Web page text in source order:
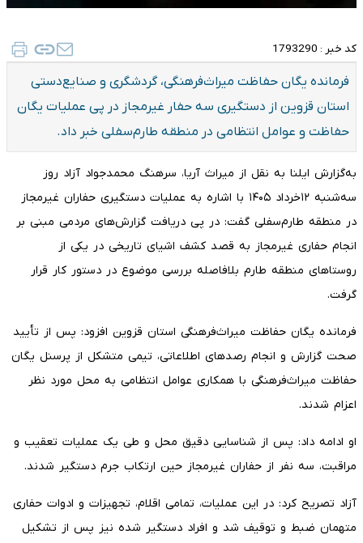
کد خبر : 1793290
فرمانده یگان حفاظت میراث‌فرهنگی، گردشگری و صنایع‌دستی
استان قزوین از دستگیری سه حفار غیرمجاز در پی عملیات یگان
حفاظت و عوامل انتظامی در منطقه طارم‌سفلی خبر داد.
به‌گزارش ایلنا به نقل از میراث آریا، سرهنگ محمدجواد آزاد روز
سه‌شنبه ۱۲خرداد ۱۴۰۵ با اشاره به عملیات دستگیری حفاران غیرمجاز
در منطقه طارم‌سفلی گفت: در پی دریافت گزارش‌های مردمی مبنی بر
انجام حفاری غیرمجاز به قصد کشف اشیای تاریخی در یکی از
روستاهای منطقه طارم بلافاصله بررسی موضوع در دستور کار قرار
گرفت.
فرمانده یگان حفاظت میراث‌فرهنگی استان قزوین افزود: پس از تأیید
صحت گزارش و انجام رصدهای اطلاعاتی، تیمی متشکل از پرسنل یگان
حفاظت میراث‌فرهنگی با همکاری عوامل انتظامی به محل مورد نظر
اعزام شدند.
او ادامه داد: پس از شناسایی دقیق محل و طی یک عملیات تعقیب و
مراقبت، سه نفر از حفاران غیرمجاز حین ارتکاب جرم دستگیر شدند.
آزاد تصریح کرد: در این عملیات، تمامی اقلام، تجهیزات و ادوات حفاری
متهمان ضبط و توقیف شد و افراد دستگیر شده نیز پس از تشکیل